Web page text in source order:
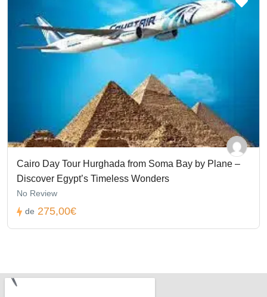
Cairo Day Tour Hurghada from Soma Bay by Plane –
Discover Egypt’s Timeless Wonders
No Review
de 275,00€